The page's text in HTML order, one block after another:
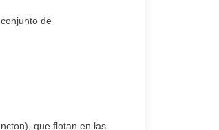
de
que flotan en las